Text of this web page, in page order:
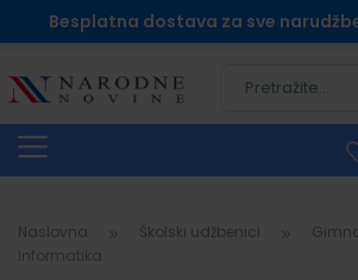
Besplatna dostava za sve
Naslovna Školski udžbenici